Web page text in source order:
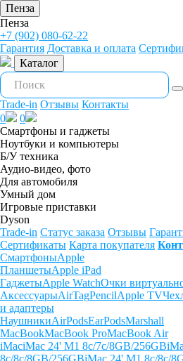
Пенза
Пенза
+7 (902) 080-62-22
Гарантия Доставка и оплата
Каталог
Trade-in Отзывы Контакты
0
0
Смартфоны и гаджеты
Ноутбуки и компьютеры
Б/У техника
Аудио-видео, фото
Для автомобиля
Умный дом
Игровые приставки
Dyson
Trade-in Статус заказа Отзывы
Сертификаты Карта покупателя
СмартфоныApple
ПланшетыApple iPad
ГаджетыApple WatchОчки
АксессуарыAirTagPencilApple TV
и адаптеры
НаушникиAirPodsEarPodsMarshall
MacBookMacBook ProMacBook Air
iMaciMac 24' M1 8c/7c/8GB/256GB
8c/8c/8GB/256GBiMac 24' M1 8c/8c/